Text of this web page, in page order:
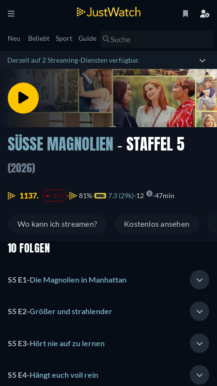
Neu Beliebt Sport Guide
Derzeit auf 2 Streaming-Diensten verfügbar.
SÜSSE MAGNOLIEN - STAFFEL 5
(2026)
1137. -117 81% 7.3 (29k) 12 47min
Wo kann ich streamen? Kostenlos ansehen
10 FOLGEN
S5 E1-Die Magnolien in Manhattan
S5 E2-Größer und strahlender
S5 E3-Hört nie auf zu lernen
S5 E4-Hängt euch voll rein